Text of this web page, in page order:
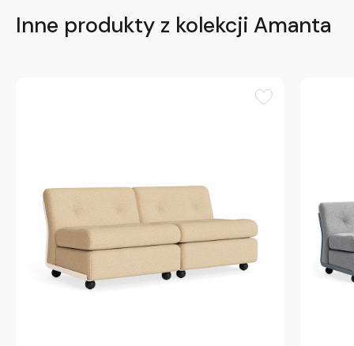
Inne produkty z kolekcji Amanta